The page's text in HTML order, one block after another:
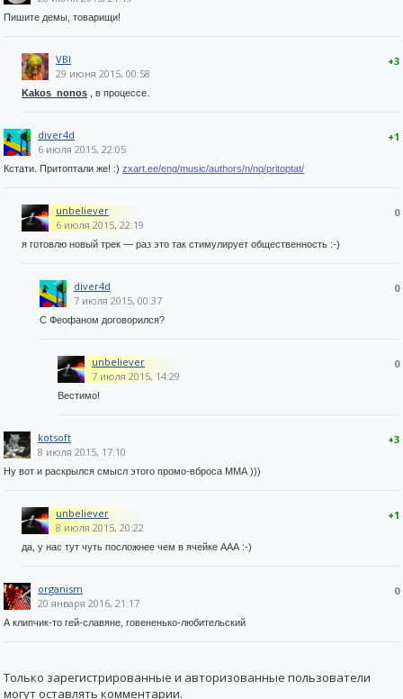
Пишите демы, товарищи!
+3
VBI
29 июня 2015, 00:58
Kakos_nonos , в процессе.
+1
diver4d
6 июля 2015, 22:05
Кстати. Притоптали же! :) zxart.ee/eng/music/authors/n/nq/pritoptat/
0
unbeliever
6 июля 2015, 22:19
я готовлю новый трек — раз это так стимулирует общественность :-)
0
diver4d
7 июля 2015, 00:37
С Феофаном договорился?
0
unbeliever
7 июля 2015, 14:29
Вестимо!
+3
kotsoft
8 июля 2015, 17:10
Ну вот и раскрылся смысл этого промо-вброса ММА )))
+1
unbeliever
8 июля 2015, 20:22
да, у нас тут чуть посложнее чем в ячейке ААА :-)
0
organism
20 января 2016, 21:17
А клипчик-то гей-славяне, говененько-любительский
Только зарегистрированные и авторизованные пользователи
могут оставлять комментарии.